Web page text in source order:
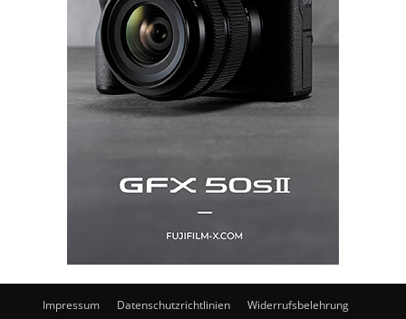
Impressum Datenschutzrichtlinien
Widerrufsbelehrung